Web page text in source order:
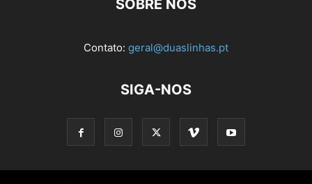
SOBRE NÓS
Contato: geral@duaslinhas.pt
SIGA-NOS